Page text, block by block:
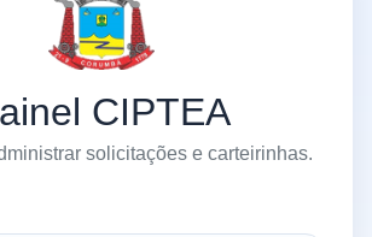
CIPTEA
solicitações e carteirinhas.